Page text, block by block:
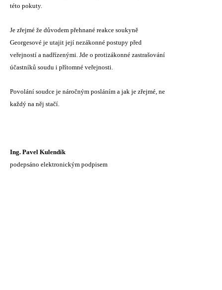
této pokuty.
Je zřejmé že důvodem přehnané reakce soukyně
Georgesové je utajit její nezákonné postupy před
veřejností a nadřízenými. Jde o protizákonné zastrašování
účastníků soudu i přítomné veřejnosti.
Povolání soudce je náročným posláním a jak je zřejmé, ne
každý na něj stačí.
Ing. Pavel Kulendík
podepsáno elektronickým podpisem